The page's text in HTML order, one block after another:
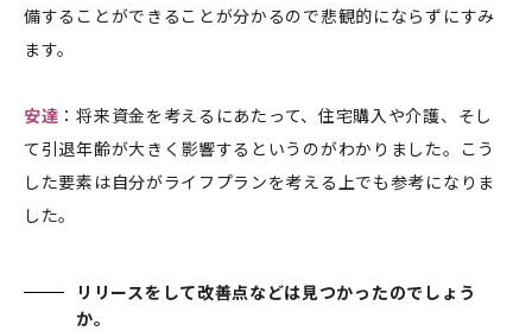
備することができることが分かるので悲観的にならずにすみ
ます。
安達 ：将来資金を考えるにあたって、住宅購入や介護、そし
て引退年齢が大きく影響するというのがわかりました。こう
した要素は自分がライフプランを考える上でも参考になりま
した。
リリースをして改善点などは見つかったのでしょう
か。